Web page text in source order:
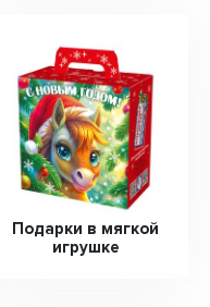
Подарки в мягкой
игрушке